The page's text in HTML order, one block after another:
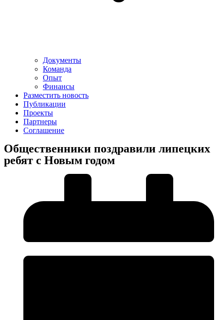
Документы
Команда
Опыт
Финансы
Разместить новость
Публикации
Проекты
Партнеры
Соглашение
Общественники поздравили липецких
ребят с Новым годом